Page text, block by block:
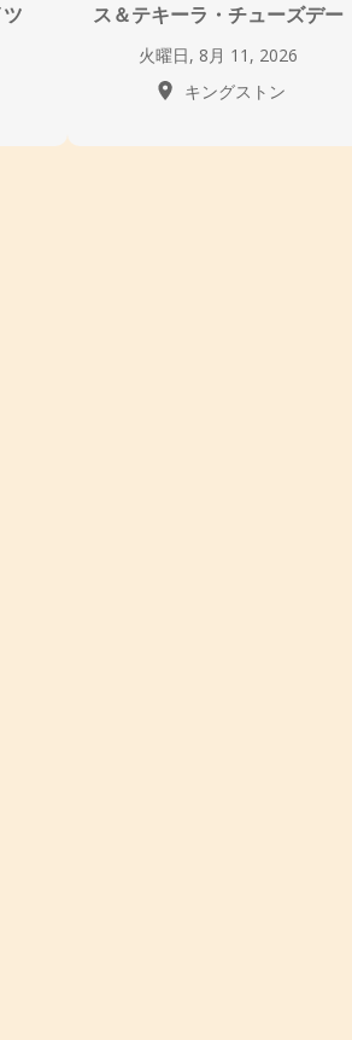
ス＆テキーラ・チューズデー
火曜日, 8月 11, 2026
キングストン